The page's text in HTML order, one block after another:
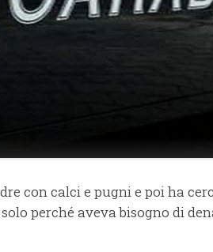
con calci e pugni e poi ha
perché aveva bisogno di